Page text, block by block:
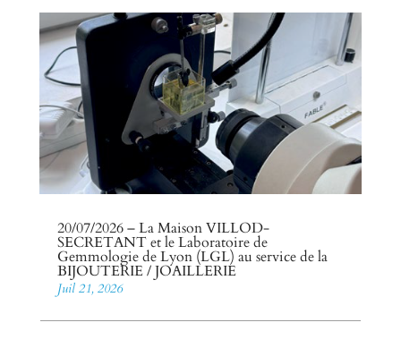
20/07/2026 – La Maison VILLOD-
SECRETANT et le Laboratoire de
Gemmologie de Lyon (LGL) au service de la
BIJOUTERIE / JOAILLERIE
Juil 21, 2026